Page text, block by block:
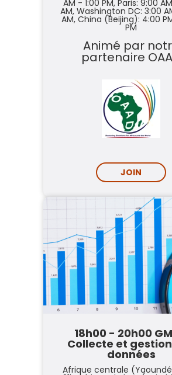
AM - 1:00 PM, Paris: 9:00
AM, Washington DC: 3:00
AM, China (Beijing): 4:00
PM
Animé par
partenaire
JOIN
18h00 - 20h00
Collecte et
données
Afrique centrale